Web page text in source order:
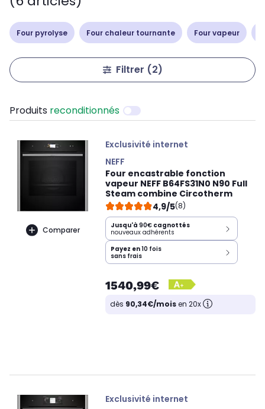
Four pyrolyse Four chaleur tournante Four vapeur
Filtrer (2)
Produits reconditionnés
Comparer
Exclusivité internet
NEFF
Four encastrable fonction
vapeur NEFF B64FS31N0 N90 Full
Steam combine Circotherm
4,9/5(8)
Jusqu'à 90€ cagnottés
nouveaux adhérents
Payez en10 fois
sans frais
1540,99€
dès 90,34€/moisen 20x
Exclusivité internet